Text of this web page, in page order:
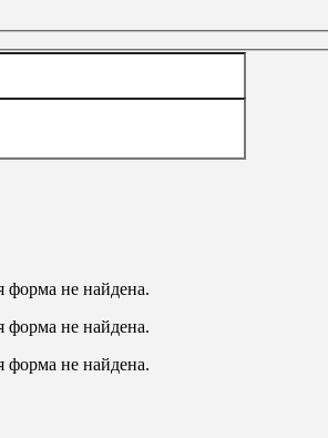
форма не найдена.
форма не найдена.
форма не найдена.